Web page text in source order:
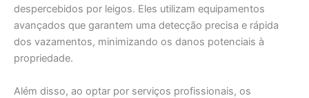
despercebidos por leigos. Eles utilizam equipamentos
avançados que garantem uma detecção precisa e rápida
dos vazamentos, minimizando os danos potenciais à
propriedade.
Além disso, ao optar por serviços profissionais, os